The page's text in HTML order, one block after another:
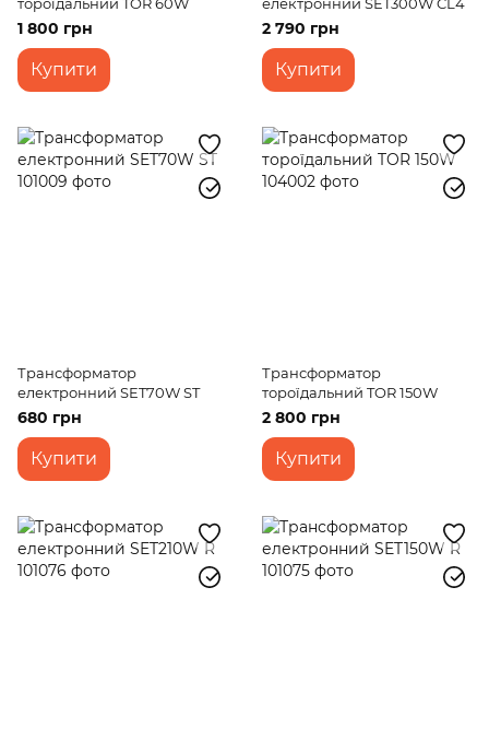
1 800 грн
Купити
2 790 грн
Купити
Трансформатор
електронний SET70W ST
680 грн
Купити
Трансформатор
тороїдальний TOR 150W
2 800 грн
Купити